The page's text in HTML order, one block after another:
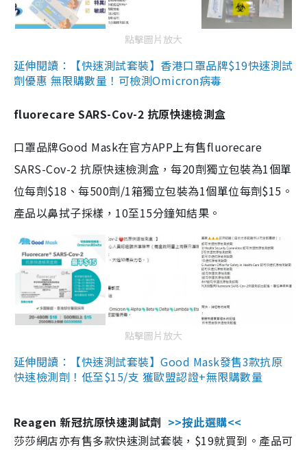
點擊圖片放大
延伸閱讀：【快速測試套裝】香港口罩品牌$19快速測試
劑優惠 無限購數量！可檢測Omicron病毒
fluorecare SARS-Cov-2 抗原快速檢測盒
口罩品牌Good Mask在官方APP上有售fluorecare
SARS-Cov-2 抗原快速檢測盒，每20劑獨立包裝為1個單
位每劑$18、每500劑/1箱獨立包裝為1個單位每劑$15。
產品以鼻拭子採樣，10至15分鐘知結果。
點擊圖片放大
延伸閱讀：【快速測試套裝】Good Mask發售3款抗原
快速檢測劑！低至$15/支 獲歐盟認證+無限購數量
Reagen 新冠抗原快速測試劑 >>按此選購<<
莎莎網店亦有售多款快速測試套裝，$19就買到。產品可